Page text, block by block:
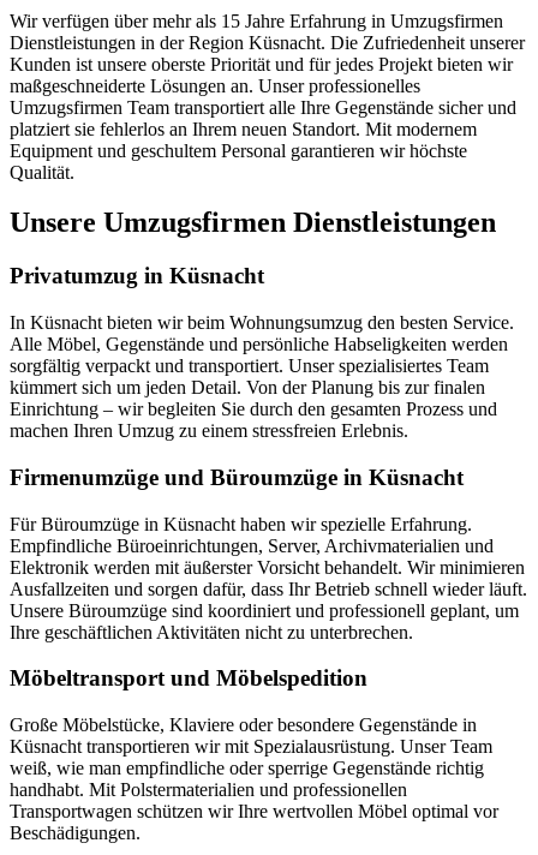
Wir verfügen über mehr als 15 Jahre Erfahrung in Umzugsfirmen
Dienstleistungen in der Region Küsnacht. Die Zufriedenheit unserer
Kunden ist unsere oberste Priorität und für jedes Projekt bieten wir
maßgeschneiderte Lösungen an. Unser professionelles
Umzugsfirmen Team transportiert alle Ihre Gegenstände sicher und
platziert sie fehlerlos an Ihrem neuen Standort. Mit modernem
Equipment und geschultem Personal garantieren wir höchste
Qualität.
Unsere Umzugsfirmen Dienstleistungen
Privatumzug in Küsnacht
In Küsnacht bieten wir beim Wohnungsumzug den besten Service.
Alle Möbel, Gegenstände und persönliche Habseligkeiten werden
sorgfältig verpackt und transportiert. Unser spezialisiertes Team
kümmert sich um jeden Detail. Von der Planung bis zur finalen
Einrichtung – wir begleiten Sie durch den gesamten Prozess und
machen Ihren Umzug zu einem stressfreien Erlebnis.
Firmenumzüge und Büroumzüge in Küsnacht
Für Büroumzüge in Küsnacht haben wir spezielle Erfahrung.
Empfindliche Büroeinrichtungen, Server, Archivmaterialien und
Elektronik werden mit äußerster Vorsicht behandelt. Wir minimieren
Ausfallzeiten und sorgen dafür, dass Ihr Betrieb schnell wieder läuft.
Unsere Büroumzüge sind koordiniert und professionell geplant, um
Ihre geschäftlichen Aktivitäten nicht zu unterbrechen.
Möbeltransport und Möbelspedition
Große Möbelstücke, Klaviere oder besondere Gegenstände in
Küsnacht transportieren wir mit Spezialausrüstung. Unser Team
weiß, wie man empfindliche oder sperrige Gegenstände richtig
handhabt. Mit Polstermaterialien und professionellen
Transportwagen schützen wir Ihre wertvollen Möbel optimal vor
Beschädigungen.